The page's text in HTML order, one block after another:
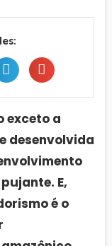
exceto a
desenvolvida
E,
é o